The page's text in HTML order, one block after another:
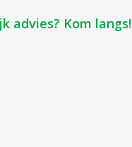
advies? Kom langs!